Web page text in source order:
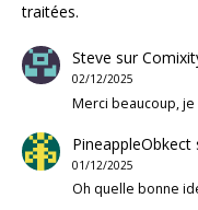
traitées.
Steve sur
02/12/2025
Merci beaucoup, je
PineappleObkect
01/12/2025
Oh quelle bonne